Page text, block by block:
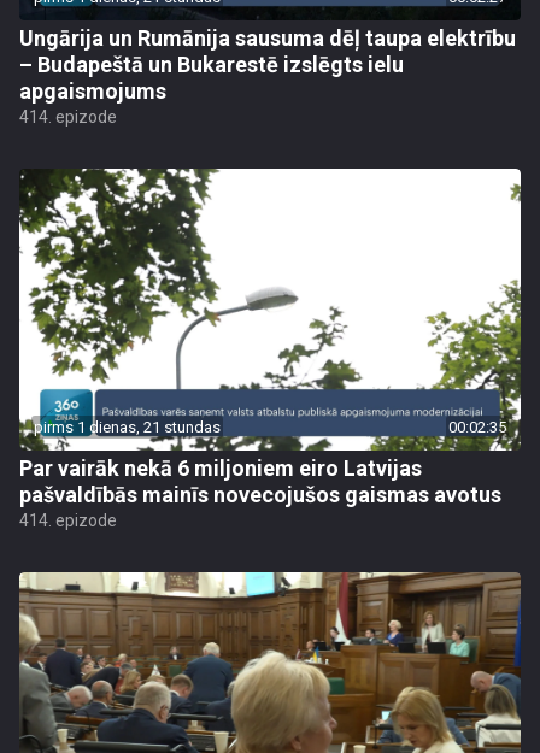
Ungārija un Rumānija sausuma dēļ taupa elektrību
– Budapeštā un Bukarestē izslēgts ielu
apgaismojums
414. epizode
pirms 1 dienas, 21 stundas 00:02:35
Par vairāk nekā 6 miljoniem eiro Latvijas
pašvaldībās mainīs novecojušos gaismas avotus
414. epizode